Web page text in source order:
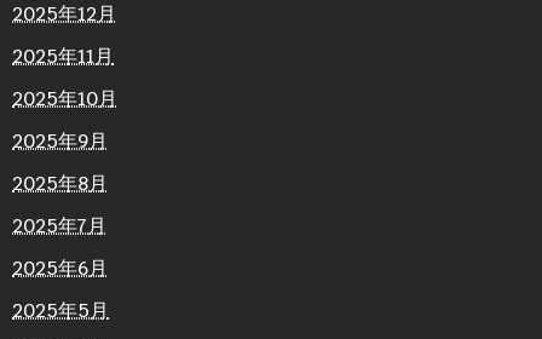
2025年12月
2025年11月
2025年10月
2025年9月
2025年8月
2025年7月
2025年6月
2025年5月